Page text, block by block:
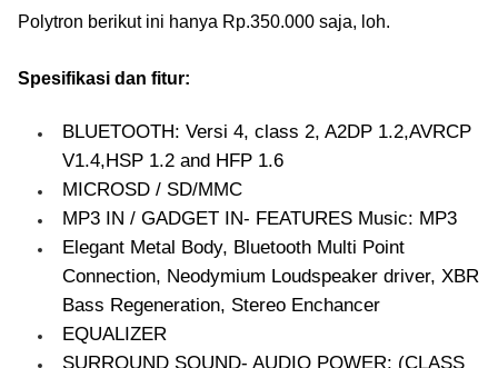
Polytron berikut ini hanya Rp.350.000 saja, loh.
Spesifikasi dan fitur:
BLUETOOTH: Versi 4, class 2, A2DP 1.2,AVRCP
V1.4,HSP 1.2 and HFP 1.6
MICROSD / SD/MMC
MP3 IN / GADGET IN- FEATURES Music: MP3
Elegant Metal Body, Bluetooth Multi Point
Connection, Neodymium Loudspeaker driver, XBR
Bass Regeneration, Stereo Enchancer
EQUALIZER
SURROUND SOUND- AUDIO POWER: (CLASS